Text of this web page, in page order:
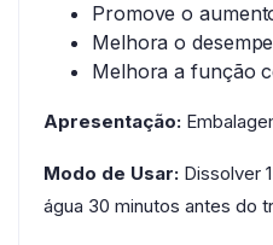
Promove o
Melhora o
Melhora a função
Apresentação:
Modo de Usar: Dissolver
água 30 minutos antes do